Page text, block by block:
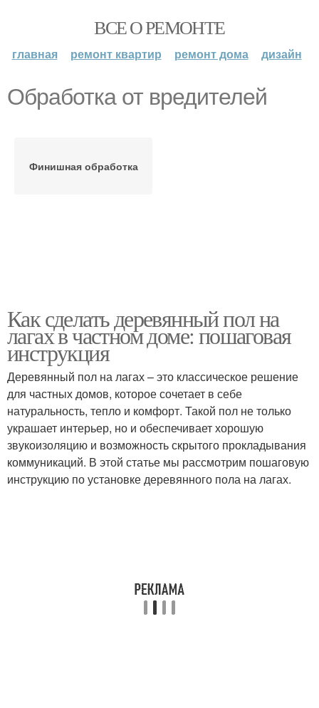
ВСЕ О РЕМОНТЕ
главная ремонт квартир ремонт дома дизайн
Обработка от вредителей
Финишная обработка
Как сделать деревянный пол на
лагах в частном доме: пошаговая
инструкция
Деревянный пол на лагах – это классическое решение
для частных домов, которое сочетает в себе
натуральность, тепло и комфорт. Такой пол не только
украшает интерьер, но и обеспечивает хорошую
звукоизоляцию и возможность скрытого прокладывания
коммуникаций. В этой статье мы рассмотрим пошаговую
инструкцию по установке деревянного пола на лагах.